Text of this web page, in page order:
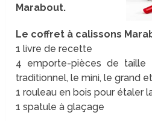
Marabout.
Le coffret à calissons
1 livre de recette
4 emporte-pièces de taille
traditionnel, le mini, le grand
1 rouleau en bois pour étaler
1 spatule à glaçage